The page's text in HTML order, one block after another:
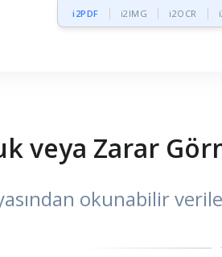
i2PDF i2IMG i2OCR
veya Zarar
okunabilir